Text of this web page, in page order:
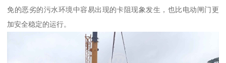
免的恶劣的污水环境中容易出现的卡阻现象发生，也比电动闸门更
加安全稳定的运行。